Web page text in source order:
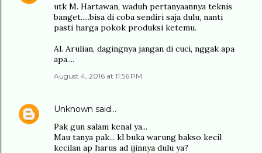
utk M. Hartawan, waduh pertanyaannya teknis
banget.....bisa di coba sendiri saja dulu, nanti
pasti harga pokok produksi ketemu.
Al. Arulian, dagingnya jangan di cuci, nggak apa
apa....
August 4, 2016 at 11:56 PM
Unknown said…
Pak gun salam kenal ya...
Mau tanya pak... kl buka warung bakso kecil
kecilan ap harus ad ijinnya dulu ya?